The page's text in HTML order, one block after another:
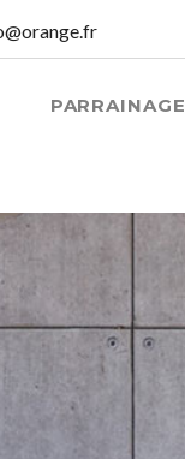
PARRAINAGE